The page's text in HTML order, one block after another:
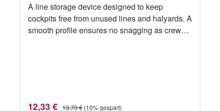
A line storage device designed to keep
cockpits free from unused lines and halyards. A
smooth profile ensures no snagging as crew
Verkaufspreis:
12,33 € Regulärer Preis:
13,70 € (10% gespart)